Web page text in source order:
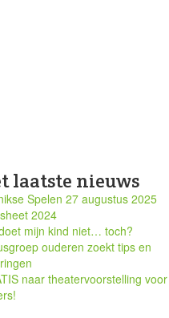
laatste nieuws
Spelen 27 augustus 2025
2024
mijn kind niet… toch?
ouderen zoekt tips en
naar theatervoorstelling voor